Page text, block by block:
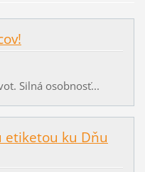
Silná osobnosť...
etiketou ku Dňu